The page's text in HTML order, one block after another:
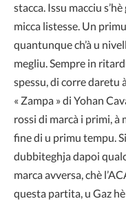
stacca. Issu macciu
micca listesse. Un
quantunque ch’à u
megliu. Sempre in
spessu, di corre daretu
« Zampa » di Yohan
rossi di marcà i primi, à
fine di u primu tempu.
dubbiteghja dapoi
marca avversa, chè
questa partita, u Gaz